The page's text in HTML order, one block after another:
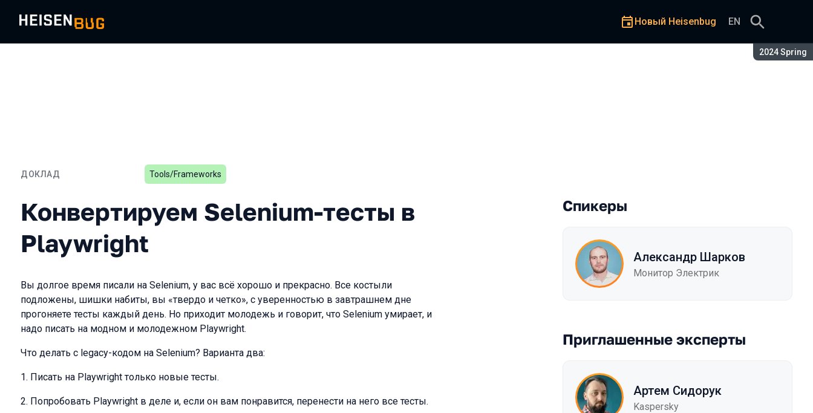
Сезон:
2024 Spring
Новый Heisenbug EN
ДОКЛАД
Конвертируем Selenium-тесты в Playwright
Tools/Frameworks
Конвертируем Selenium-тесты в
Playwright
Вы долгое время писали на Selenium, у вас всё хорошо и прекрасно. Все костыли
подложены, шишки набиты, вы «твердо и четко», с уверенностью в завтрашнем дне
прогоняете тесты каждый день. Но приходит молодежь и говорит, что Selenium умирает, и
надо писать на модном и молодежном Playwright.
Что делать с legacy-кодом на Selenium? Варианта два:
1. Писать на Playwright только новые тесты.
2. Попробовать Playwright в деле и, если он вам понравится, перенести на него все тесты.
Спикеры
Александр Шарков
Монитор Электрик
Приглашенные эксперты
Артем Сидорук
Kaspersky